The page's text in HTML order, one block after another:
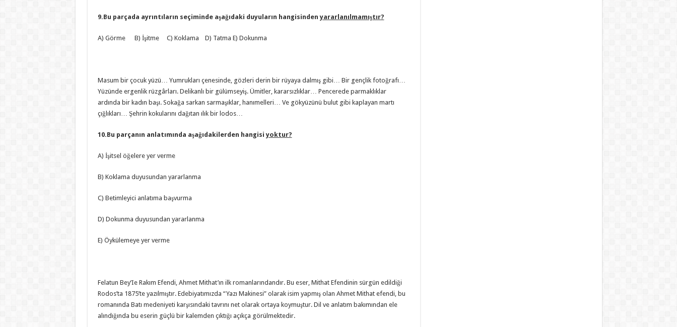
9.Bu parçada ayrıntıların seçiminde aşağıdaki duyuların hangisindenyararlanılmamıştır?
A) Görme B) İşitme C) Koklama D) Tatma E) Dokunma
Masum bir çocuk yüzü… Yumrukları çenesinde, gözleri derin bir rüyaya dalmış gibi… Bir gençlik fotoğrafı…
Yüzünde ergenlik rüzgârları. Delikanlı bir gülümseyiş. Ümitler, kararsızlıklar… Pencerede parmaklıklar
ardında bir kadın başı. Sokağa sarkan sarmaşıklar, hanımelleri… Ve gökyüzünü bulut gibi kaplayan martı
çığlıkları… Şehrin kokularını dağıtan ılık bir lodos…
10.Bu parçanın anlatımında aşağıdakilerden hangisiyoktur?
A) İşitsel öğelere yer verme
B) Koklama duyusundan yararlanma
C) Betimleyici anlatıma başvurma
D) Dokunma duyusundan yararlanma
E) Öykülemeye yer verme
Felatun Bey’Ie Rakım Efendi, Ahmet Mithat’ın ilk romanlarındandır. Bu eser, Mithat Efendinin sürgün edildiği
Rodos’ta 1875’te yazılmıştır. Edebiyatımızda “Yazı Makinesi” olarak isim yapmış olan Ahmet Mithat efendi, bu
romanında Batı medeniyeti karşısındaki tavrını net olarak ortaya koymuştur. Dil ve anlatım bakımından ele
alındığında bu eserin güçlü bir kalemden çıktığı açıkça görülmektedir.